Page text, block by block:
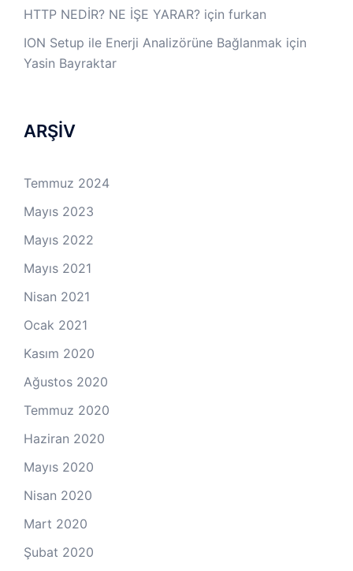
HTTP NEDİR? NE İŞE YARAR? için furkan
ION Setup ile Enerji Analizörüne Bağlanmak için
Yasin Bayraktar
ARŞİV
Temmuz 2024
Mayıs 2023
Mayıs 2022
Mayıs 2021
Nisan 2021
Ocak 2021
Kasım 2020
Ağustos 2020
Temmuz 2020
Haziran 2020
Mayıs 2020
Nisan 2020
Mart 2020
Şubat 2020